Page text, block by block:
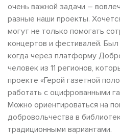
очень важной задачи –
разные наши проекты.
могут не только помогать
концертов и фестивалей.
когда через платформу
человек из 11 регионов,
проекте «Герой газетной
работать с оцифрованными
Можно ориентироваться на
добровольчества в
традиционными вариантами.